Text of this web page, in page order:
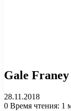
Gale
28.11.2018
0 Время чтения: 1